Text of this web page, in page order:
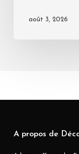
août 3, 2026
A propos de